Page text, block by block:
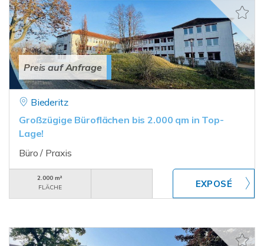
Preis auf Anfrage
Biederitz
Großzügige Büroflächen bis 2.000 qm in Top-
Lage!
Büro / Praxis
2.000 m²
FLÄCHE